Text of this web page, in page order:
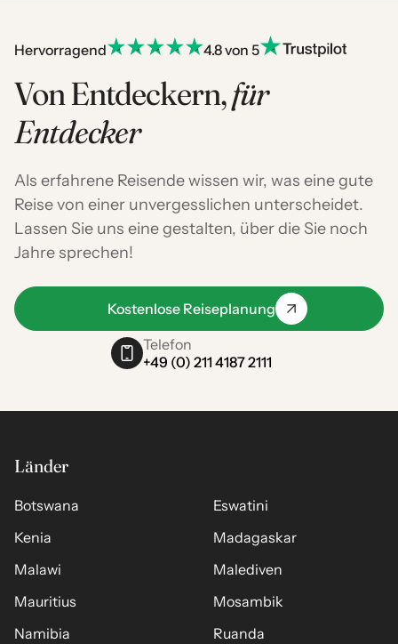
Hervorragend 4.8 von 5
Von Entdeckern,für
Entdecker
Als erfahrene Reisende wissen wir, was eine gute
Reise von einer unvergesslichen unterscheidet.
Lassen Sie uns eine gestalten, über die Sie noch
Jahre sprechen!
Kostenlose Reiseplanung
Telefon
+49 (0) 211 4187 2111
Länder
Botswana
Eswatini
Kenia
Madagaskar
Malawi
Malediven
Mauritius
Mosambik
Namibia
Ruanda